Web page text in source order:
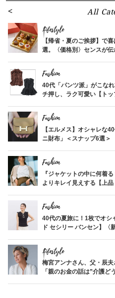
All
Lifestyle
【帰省・夏のご挨拶】で
選。〈価格別〉センスが伝
Fashion
40代「パンツ派」がこな
チ押し、ラク可愛い【ト
Fashion
【エルメス】オシャレな
ニ財布」＜スナップ6選＞
Fashion
『ジャケットの中に何着
よりキレイ見えする【上
Fashion
40代の夏旅に！1枚でオシ
ド セシリー バンセン】〈
Lifestyle
梅宮アンナさん、父・辰
「親のお金の話は”介護ど